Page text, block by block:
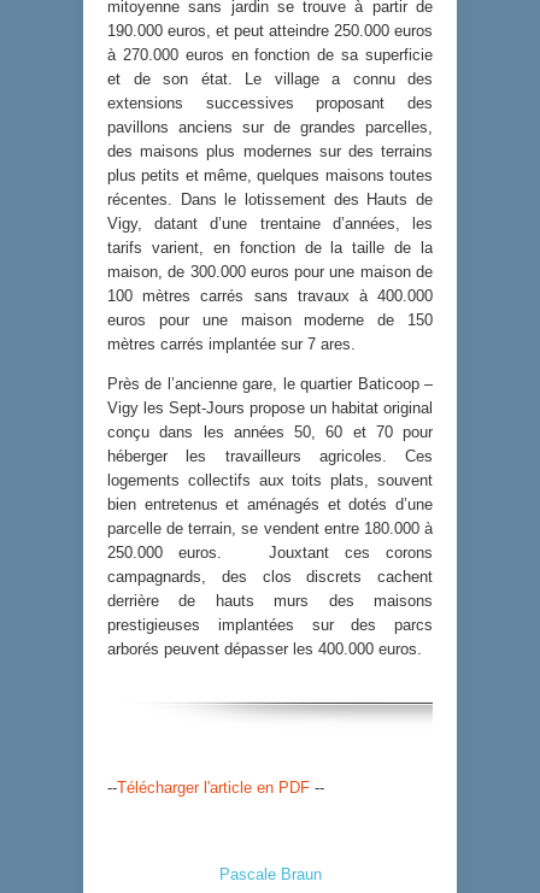
mitoyenne sans jardin se trouve à partir de
190.000 euros, et peut atteindre 250.000 euros
à 270.000 euros en fonction de sa superficie
et de son état. Le village a connu des
extensions successives proposant des
pavillons anciens sur de grandes parcelles,
des maisons plus modernes sur des terrains
plus petits et même, quelques maisons toutes
récentes. Dans le lotissement des Hauts de
Vigy, datant d’une trentaine d’années, les
tarifs varient, en fonction de la taille de la
maison, de 300.000 euros pour une maison de
100 mètres carrés sans travaux à 400.000
euros pour une maison moderne de 150
mètres carrés implantée sur 7 ares.
Près de l’ancienne gare, le quartier Baticoop –
Vigy les Sept-Jours propose un habitat original
conçu dans les années 50, 60 et 70 pour
héberger les travailleurs agricoles. Ces
logements collectifs aux toits plats, souvent
bien entretenus et aménagés et dotés d’une
parcelle de terrain, se vendent entre 180.000 à
250.000 euros. Jouxtant ces corons
campagnards, des clos discrets cachent
derrière de hauts murs des maisons
prestigieuses implantées sur des parcs
arborés peuvent dépasser les 400.000 euros.
--Télécharger l'article en PDF --
Pascale Braun